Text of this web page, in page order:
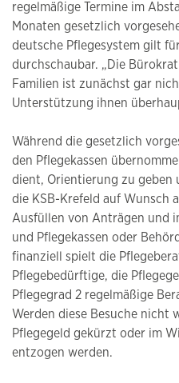
regelmäßige Termine im
Monaten gesetzlich
deutsche Pflegesystem gilt
durchschaubar. „Die
Familien ist zunächst gar
Unterstützung ihnen
Während die gesetzlich
den Pflegekassen
dient, Orientierung zu geben
die KSB-Krefeld auf Wunsch
Ausfüllen von Anträgen und
und Pflegekassen oder
finanziell spielt die
Pflegebedürftige, die
Pflegegrad 2 regelmäßige
Werden diese Besuche nicht
Pflegegeld gekürzt oder im
entzogen werden.